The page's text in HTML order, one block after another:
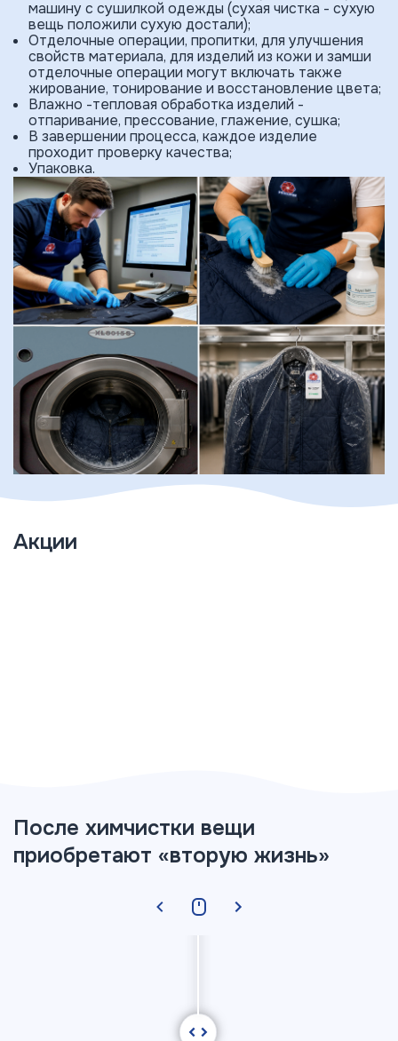
машину с сушилкой одежды (сухая чистка - сухую
вещь положили сухую достали);
Отделочные операции, пропитки, для улучшения
свойств материала, для изделий из кожи и замши
отделочные операции могут включать также
жирование, тонирование и восста­новление цвета;
Влажно -тепловая обработка изделий -
отпаривание, прессование, глажение, сушка;
В завершении процесса, каждое изделие
проходит проверку качества;
Упаковка.
Акции
После химчистки вещи
приобретают «вторую жизнь»